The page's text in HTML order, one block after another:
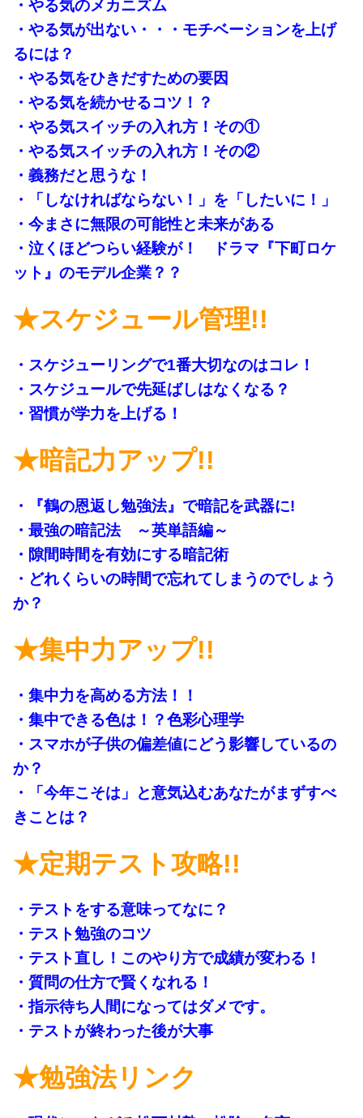
・やる気のメカニズム
・やる気が出ない・・・モチベーションを上げ
るには？
・やる気をひきだすための要因
・やる気を続かせるコツ！？
・やる気スイッチの入れ方！その①
・やる気スイッチの入れ方！その②
・義務だと思うな！
・「しなければならない！」を「したいに！」
・今まさに無限の可能性と未来がある
・泣くほどつらい経験が！ ドラマ『下町ロケ
ット』のモデル企業？？
★スケジュール管理!!
・スケジューリングで1番大切なのはコレ！
・スケジュールで先延ばしはなくなる？
・習慣が学力を上げる！
★暗記力アップ!!
・『鶴の恩返し勉強法』で暗記を武器に!
・最強の暗記法 ～英単語編～
・隙間時間を有効にする暗記術
・どれくらいの時間で忘れてしまうのでしょう
か？
★集中力アップ!!
・集中力を高める方法！！
・集中できる色は！？色彩心理学
・スマホが子供の偏差値にどう影響しているの
か？
・「今年こそは」と意気込むあなたがまずすべ
きことは？
★定期テスト攻略!!
・テストをする意味ってなに？
・テスト勉強のコツ
・テスト直し！このやり方で成績が変わる！
・質問の仕方で賢くなれる！
・指示待ち人間になってはダメです。
・テストが終わった後が大事
★勉強法リンク